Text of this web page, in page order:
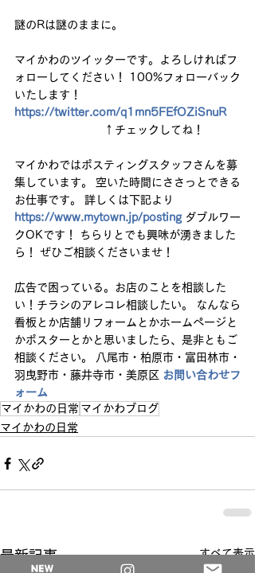
謎のRは謎のままに。
マイかわのツイッターです。よろしければフ
ォローしてください！ 100%フォローバック
いたします！
https://twitter.com/q1mn5FEfOZiSnuR
↑チェックしてね！
マイかわではポスティングスタッフさんを募
集しています。 空いた時間にささっとできる
お仕事です。 詳しくは下記より
https://www.mytown.jp/posting ダブルワー
クOKです！ ちらりとでも興味が湧きました
ら！ ぜひご相談くださいませ！
広告で困っている。お店のことを相談した
い！チラシのアレコレ相談したい。 なんなら
看板とか店舗リフォームとかホームページと
かポスターとかと思いましたら、是非ともご
相談ください。 八尾市・柏原市・富田林市・
羽曳野市・藤井寺市・美原区 お問い合わせフ
ォーム
マイかわの日常 マイかわブログ
マイかわの日常
最新記事 すべて表示